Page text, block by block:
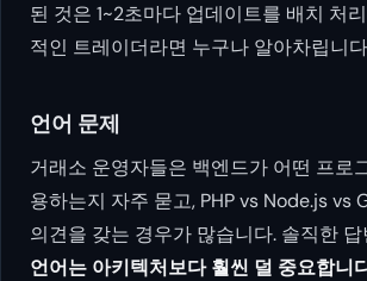
된 것은 1~2초마다 업데이트를 배치 처
적인 트레이더라면 누구나 알아차립니
언어 문제
거래소 운영자들은 백엔드가 어떤 프로
용하는지 자주 묻고, PHP vs Node.js vs
의견을 갖는 경우가 많습니다. 솔직한
언어는 아키텍처보다 훨씬 덜 중요합니